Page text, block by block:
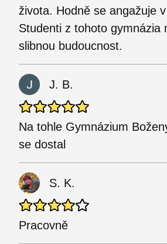
života. Hodně se angažuje
Studenti z tohoto gymnázia
slibnou budoucnost.
J. B.
Na tohle Gymnázium
se dostal
S. K.
Pracovně